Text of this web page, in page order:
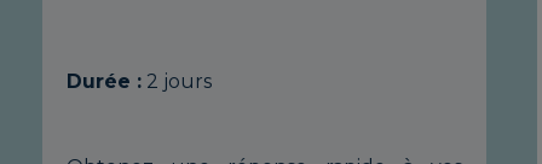
Durée :2 jours